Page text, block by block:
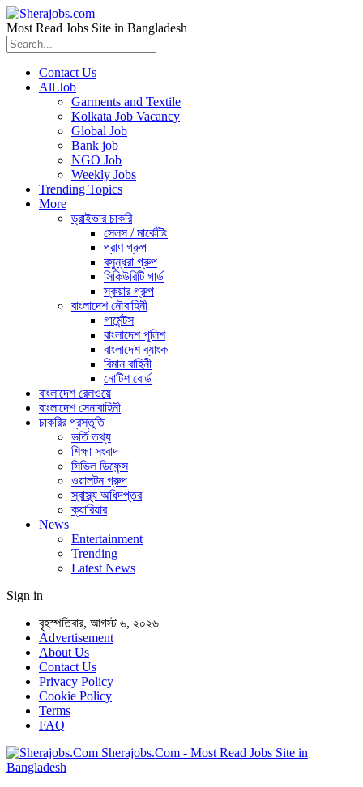
Most Read Jobs Site in Bangladesh
Contact Us
All Job
Garments and Textile
Kolkata Job Vacancy
Global Job
Bank job
NGO Job
Weekly Jobs
Trending Topics
More
ড্রাইভার চাকরি
সেলস / মার্কেটিং
প্রাণ গ্রুপ
বসুন্ধরা গ্রুপ
সিকিউরিটি গার্ড
স্কয়ার গ্রুপ
বাংলাদেশ নৌবাহিনী
গার্মেন্টস
বাংলাদেশ পুলিশ
বাংলাদেশ ব্যাংক
বিমান বাহিনী
নোটিশ বোর্ড
বাংলাদেশ রেলওয়ে
বাংলাদেশ সেনাবাহিনী
চাকরির প্রস্তুতি
ভর্তি তথ্য
শিক্ষা সংবাদ
সিভিল ডিফেন্স
ওয়ালটন গ্রুপ
স্বাস্থ্য অধিদপ্তর
ক্যারিয়ার
News
Entertainment
Trending
Latest News
Sign in
বৃহস্পতিবার, আগস্ট ৬, ২০২৬
Advertisement
About Us
Contact Us
Privacy Policy
Cookie Policy
Terms
FAQ
Sherajobs.Com - Most Read Jobs Site in
Bangladesh